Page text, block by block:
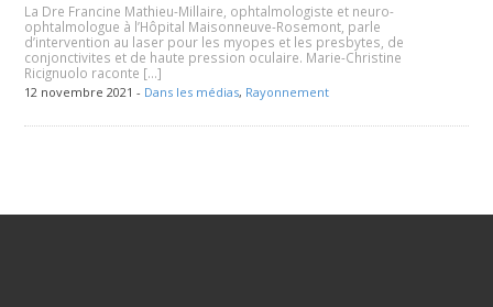
La Dre Francine Mathieu-Millaire, ophtalmologiste et neuro-
ophtalmologue à l’Hôpital Maisonneuve-Rosemont, parle
d’intervention au laser pour les myopes et les presbytes, de
conjonctivites et de haute pression oculaire. Marie-Christine
Ricignuolo raconte […]
12 novembre 2021 - Dans les médias, Rayonnement